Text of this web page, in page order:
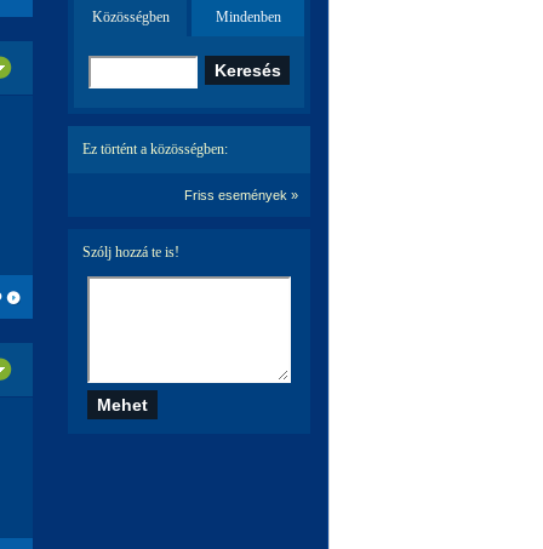
Közösségben Mindenben
Ez történt a közösségben:
Friss események »
Szólj hozzá te is!